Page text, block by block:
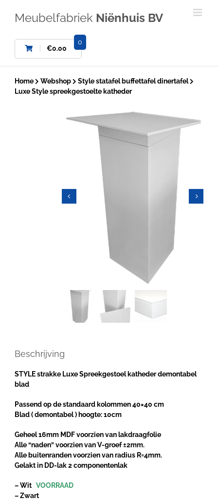
Meubelfabriek Niënhuis BV
€0.00
0
Home Webshop
Style statafel buffettafel dinertafel
Luxe Style spreekgestoelte katheder
Beschrijving
STYLE strakke Luxe Spreekgestoel katheder demontabel
blad
Passend op de standaard kolommen 40×40 cm
Blad ( demontabel ) hoogte: 10cm
Geheel 16mm MDF voorzien van lakdraagfolie
Alle “naden” voorzien van V-groef ±2mm.
Alle buitenranden voorzien van radius R=4mm.
Gelakt in DD-lak 2 componentenlak
– Wit VOORRAAD
– Zwart